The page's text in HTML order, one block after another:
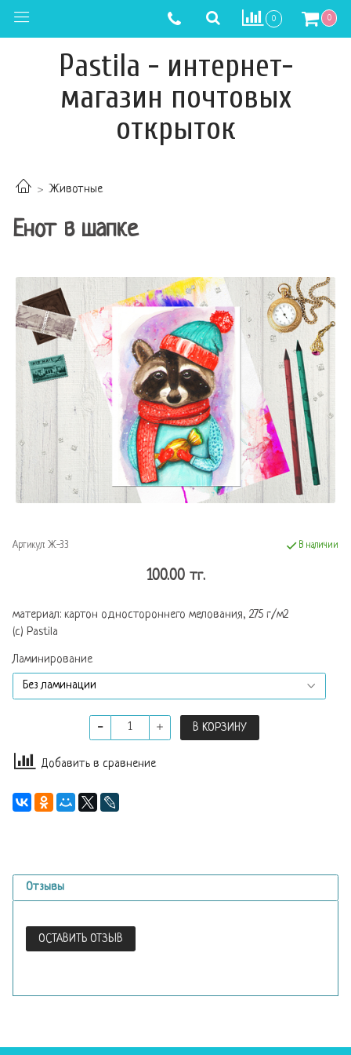
0 0
Pastila - интернет-
магазин почтовых
открыток
Животные
Енот в шапке
Артикул: Ж-33 В наличии
100.00 тг.
материал: картон одностороннего мелования, 275 г/м2
(c) Pastila
Ламинирование
В КОРЗИНУ
Добавить в сравнение
Отзывы
ОСТАВИТЬ ОТЗЫВ